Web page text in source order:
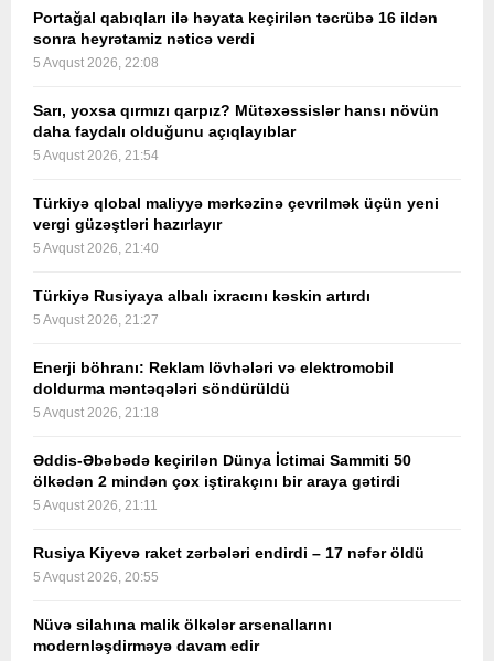
Portağal qabıqları ilə həyata keçirilən təcrübə 16 ildən
sonra heyrətamiz nəticə verdi
5 Avqust 2026, 22:08
Sarı, yoxsa qırmızı qarpız? Mütəxəssislər hansı növün
daha faydalı olduğunu açıqlayıblar
5 Avqust 2026, 21:54
Türkiyə qlobal maliyyə mərkəzinə çevrilmək üçün yeni
vergi güzəştləri hazırlayır
5 Avqust 2026, 21:40
Türkiyə Rusiyaya albalı ixracını kəskin artırdı
5 Avqust 2026, 21:27
Enerji böhranı: Reklam lövhələri və elektromobil
doldurma məntəqələri söndürüldü
5 Avqust 2026, 21:18
Əddis-Əbəbədə keçirilən Dünya İctimai Sammiti 50
ölkədən 2 mindən çox iştirakçını bir araya gətirdi
5 Avqust 2026, 21:11
Rusiya Kiyevə raket zərbələri endirdi – 17 nəfər öldü
5 Avqust 2026, 20:55
Nüvə silahına malik ölkələr arsenallarını
modernləşdirməyə davam edir